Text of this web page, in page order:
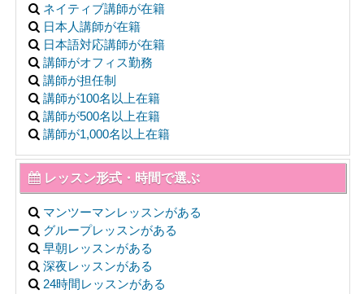
ネイティブ講師が在籍
日本人講師が在籍
日本語対応講師が在籍
講師がオフィス勤務
講師が担任制
講師が100名以上在籍
講師が500名以上在籍
講師が1,000名以上在籍
レッスン形式・時間で選ぶ
マンツーマンレッスンがある
グループレッスンがある
早朝レッスンがある
深夜レッスンがある
24時間レッスンがある